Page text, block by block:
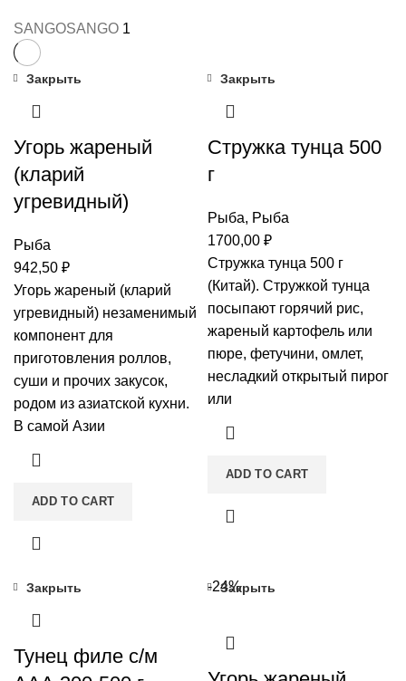
SANGOSANGO 1
Закрыть
Угорь жареный
(кларий
угревидный)
Рыба
942,50 ₽
Угорь жареный (кларий
угревидный) незаменимый
компонент для
приготовления роллов,
суши и прочих закусок,
родом из азиатской кухни.
В самой Азии
ADD TO CART
Закрыть
Стружка тунца 500
г
Рыба, Рыба
1700,00 ₽
Стружка тунца 500 г
(Китай). Стружкой тунца
посыпают горячий рис,
жареный картофель или
пюре, фетучини, омлет,
несладкий открытый пирог
или
ADD TO CART
Закрыть
Тунец филе с/м
-24%
Закрыть